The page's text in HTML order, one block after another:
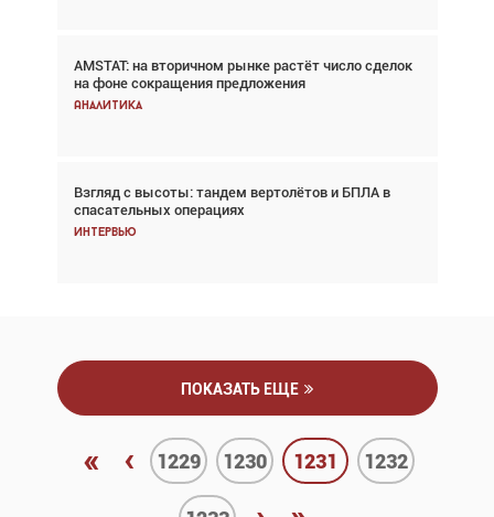
AMSTAT: на вторичном рынке растёт число сделок
на фоне сокращения предложения
Аналитика
Взгляд с высоты: тандем вертолётов и БПЛА в
спасательных операциях
Интервью
В городах чемпионата мира наблюдался подъём,
хотя общий трафик снизился
Аналитика
Частный самолёт – это актив. Подходите к
покупке соответствующим образом
Интервью
ПОКАЗАТЬ ЕЩЕ
« ‹ 1229 1230 1231 1232